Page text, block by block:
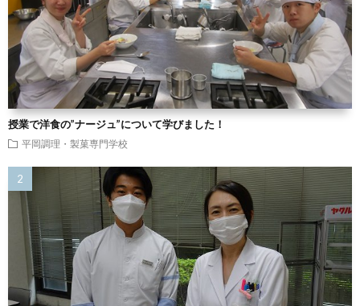
授業で洋食の”ナージュ”について学びました！
平岡調理・製菓専門学校